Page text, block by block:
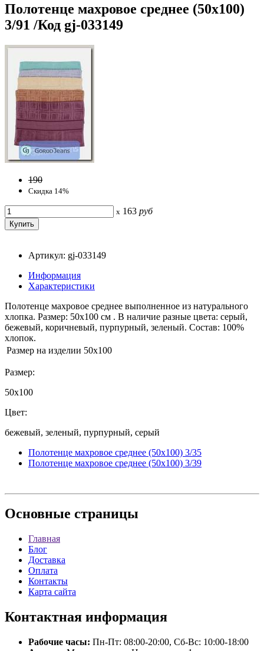
Полотенце махровое среднее (50x100)
3/91 /Код gj-033149
190
Скидка 14%
x 163 руб
Артикул: gj-033149
Информация
Характеристики
Полотенце махровое среднее выполненное из натурального
хлопка. Размер: 50х100 см . В наличие разные цвета: серый,
бежевый, коричневый, пурпурный, зеленый. Состав: 100%
хлопок.
Размер на изделии 50x100
Размер:
50x100
Цвет:
бежевый, зеленый, пурпурный, серый
Полотенце махровое среднее (50x100) 3/35
Полотенце махровое среднее (50x100) 3/39
Основные страницы
Главная
Блог
Доставка
Оплата
Контакты
Карта сайта
Контактная информация
Рабочие часы: Пн-Пт: 08:00-20:00, Сб-Вс: 10:00-18:00